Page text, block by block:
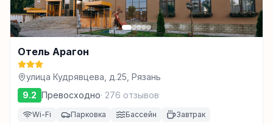
Отель Арагон
улица Кудрявцева, д.25, Рязань
9.2 Превосходно· 276 отзывов
Wi-Fi Парковка Бассейн Завтрак